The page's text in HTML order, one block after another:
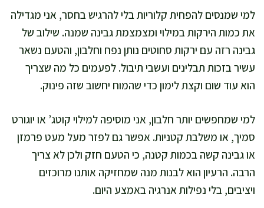
למי שמנסים להפחית קלוריות בלי להרגיש בחסר, אני מגדילה
את כמות הירקות במילוי ומצמצמת גבינה שמנה. שילוב של
גבינה רזה עם ירקות סחוטים נותן נפח וחלבון, והטעם נשאר
עשיר בזכות תבלינים ועשבי תיבול. לפעמים כל מה שצריך
הוא עוד שום וקצת לימון כדי שהמוח יחשוב שזה פינוק.
למי שמחפשים יותר חלבון, אני מוסיפה למילוי קוטג’ או יוגורט
סמיך, או משלבת קטניות. אפשר גם לפזר מעל מעט פרמזן
או גבינה קשה בכמות קטנה, כי הטעם חזק ולכן לא צריך
הרבה. הרעיון הוא לבנות מנה שמחזיקה אותנו מרוכזים
ויציבים, בלי נפילות אנרגיה באמצע היום.